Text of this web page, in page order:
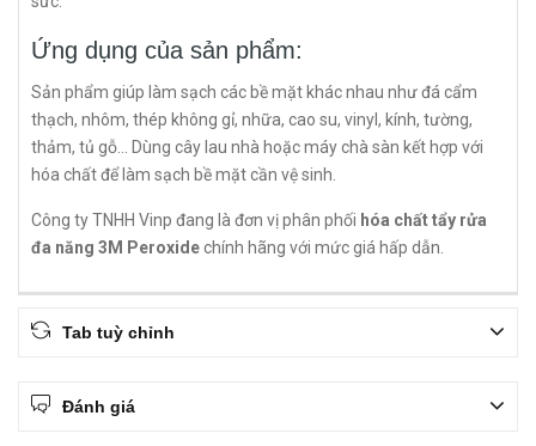
Ứng dụng của sản phẩm:
Sản phẩm giúp làm sạch các bề mặt khác nhau như đá cẩm
thạch, nhôm, thép không gỉ, nhữa, cao su, vinyl, kính, tường,
thảm, tủ gỗ... Dùng cây lau nhà hoặc máy chà sàn kết hợp với
hóa chất để làm sạch bề mặt cần vệ sinh.
Công ty TNHH Vinp đang là đơn vị phân phối hóa chất tẩy rửa
đa năng 3M Peroxidechính hãng với mức giá hấp dẫn.
Tab tuỳ chỉnh
Đánh giá